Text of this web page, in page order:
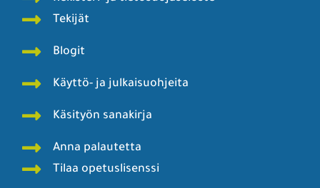
Tekijät
Blogit
Käyttö- ja julkaisuohjeita
Käsityön sanakirja
Anna palautetta
Tilaa opetuslisenssi